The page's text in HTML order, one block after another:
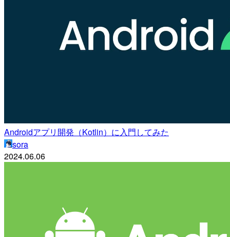
Androidアプリ開発（Kotlin）に入門してみた
sora
2024.06.06